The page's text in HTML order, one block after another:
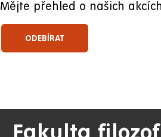
Mějte přehled o našich